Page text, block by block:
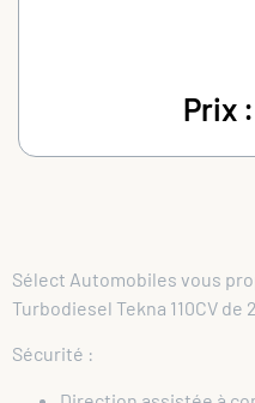
Prix :
Sélect Automobiles vous
Turbodiesel Tekna 110CV de
Sécurité :